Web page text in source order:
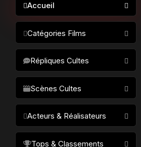
Accueil
Catégories Films
Science-fiction
Drame / Thriller
Comédie/humour
Horreur
Fantastique
Répliques Cultes
Scènes Cultes
Acteurs & Réalisateurs
Tops & Classements